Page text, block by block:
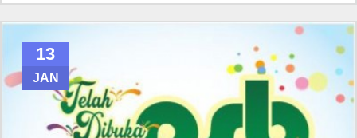
13
JAN